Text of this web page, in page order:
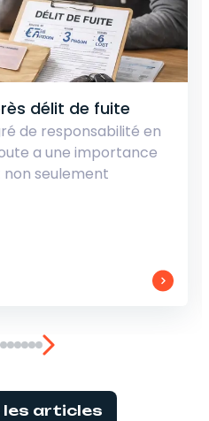
délit de fuite
de responsabilité en
a une importance
seulement
les articles